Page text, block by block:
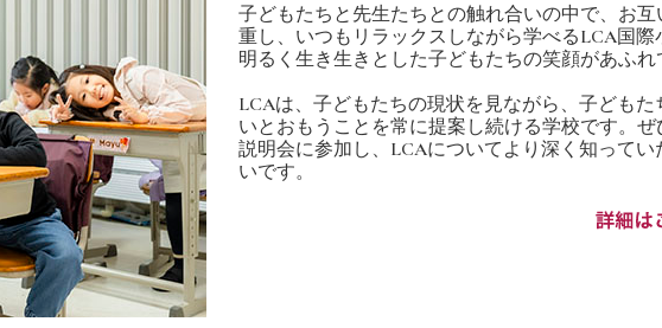
子どもたちと先生たちとの触れ合いの中で、お
重し、いつもリラックスしながら学べるLCA国際
明るく生き生きとした子どもたちの笑顔があふれ
LCAは、子どもたちの現状を見ながら、子どもた
いとおもうことを常に提案し続ける学校です。ぜ
説明会に参加し、LCAについてより深く知ってい
いです。